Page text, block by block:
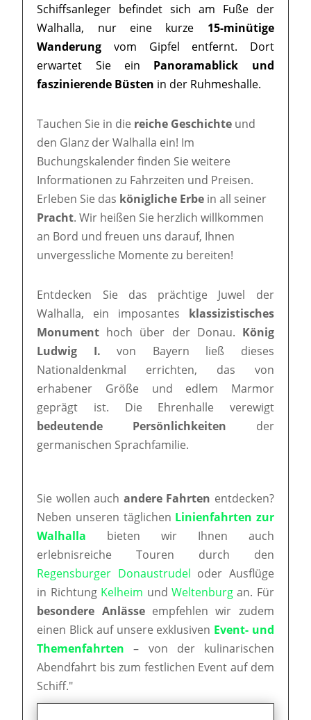
Schiffsanleger befindet sich am Fuße der
Walhalla, nur eine kurze 15-minütige
Wanderung vom Gipfel entfernt. Dort
erwartet Sie ein Panoramablick und
faszinierende Büsten in der Ruhmeshalle.
Tauchen Sie in die reiche Geschichte und
den Glanz der Walhalla ein! Im
Buchungskalender finden Sie weitere
Informationen zu Fahrzeiten und Preisen.
Erleben Sie das königliche Erbe in all seiner
Pracht. Wir heißen Sie herzlich willkommen
an Bord und freuen uns darauf, Ihnen
unvergessliche Momente zu bereiten!
Entdecken Sie das prächtige Juwel der
Walhalla, ein imposantes klassizistisches
Monument hoch über der Donau. König
Ludwig I. von Bayern ließ dieses
Nationaldenkmal errichten, das von
erhabener Größe und edlem Marmor
geprägt ist. Die Ehrenhalle verewigt
bedeutende Persönlichkeiten der
germanischen Sprachfamilie.
Sie wollen auch andere Fahrten entdecken?
Neben unseren täglichen Linienfahrten zur
Walhalla bieten wir Ihnen auch
erlebnisreiche Touren durch den
Regensburger Donaustrudel oder Ausflüge
in Richtung Kelheim und Weltenburgan. Für
besondere Anlässeempfehlen wir zudem
einen Blick auf unsere exklusiven Event- und
Themenfahrten – von der kulinarischen
Abendfahrt bis zum festlichen Event auf dem
Schiff."